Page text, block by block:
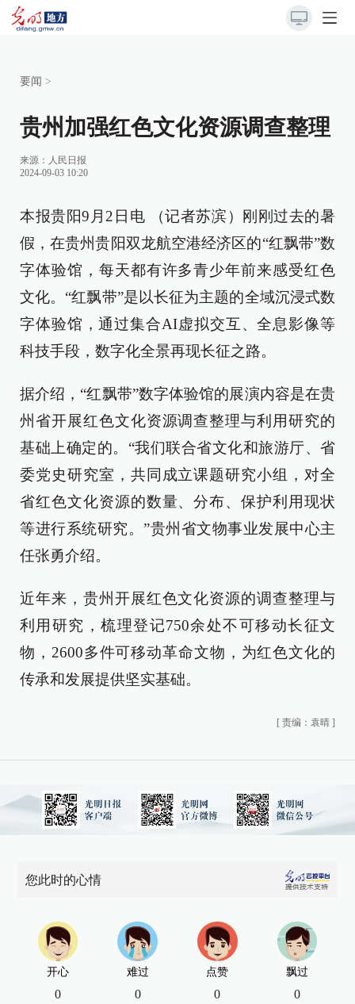
要闻 >
贵州加强红色文化资源调查整理
来源： 人民日报
2024-09-03 10:20
本报贵阳9月2日电 （记者苏滨）刚刚过去的暑
假，在贵州贵阳双龙航空港经济区的“红飘带”数
字体验馆，每天都有许多青少年前来感受红色
文化。“红飘带”是以长征为主题的全域沉浸式数
字体验馆，通过集合AI虚拟交互、全息影像等
科技手段，数字化全景再现长征之路。
据介绍，“红飘带”数字体验馆的展演内容是在贵
州省开展红色文化资源调查整理与利用研究的
基础上确定的。“我们联合省文化和旅游厅、省
委党史研究室，共同成立课题研究小组，对全
省红色文化资源的数量、分布、保护利用现状
等进行系统研究。”贵州省文物事业发展中心主
任张勇介绍。
近年来，贵州开展红色文化资源的调查整理与
利用研究，梳理登记750余处不可移动长征文
物，2600多件可移动革命文物，为红色文化的
传承和发展提供坚实基础。
[ 责编：袁晴 ]
您此时的心情
开心
0
难过
0
点赞
0
飘过
0